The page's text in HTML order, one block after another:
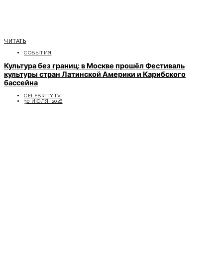
ЧИТАТЬ
СОБЫТИЯ
Культура без границ: в Москве прошёл Фестиваль
культуры стран Латинской Америки и Карибского
бассейна
CELEBRITYTV
30 ИЮЛЯ, 2026